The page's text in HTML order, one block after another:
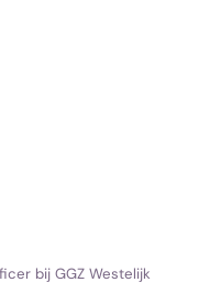
bij GGZ Westelijk